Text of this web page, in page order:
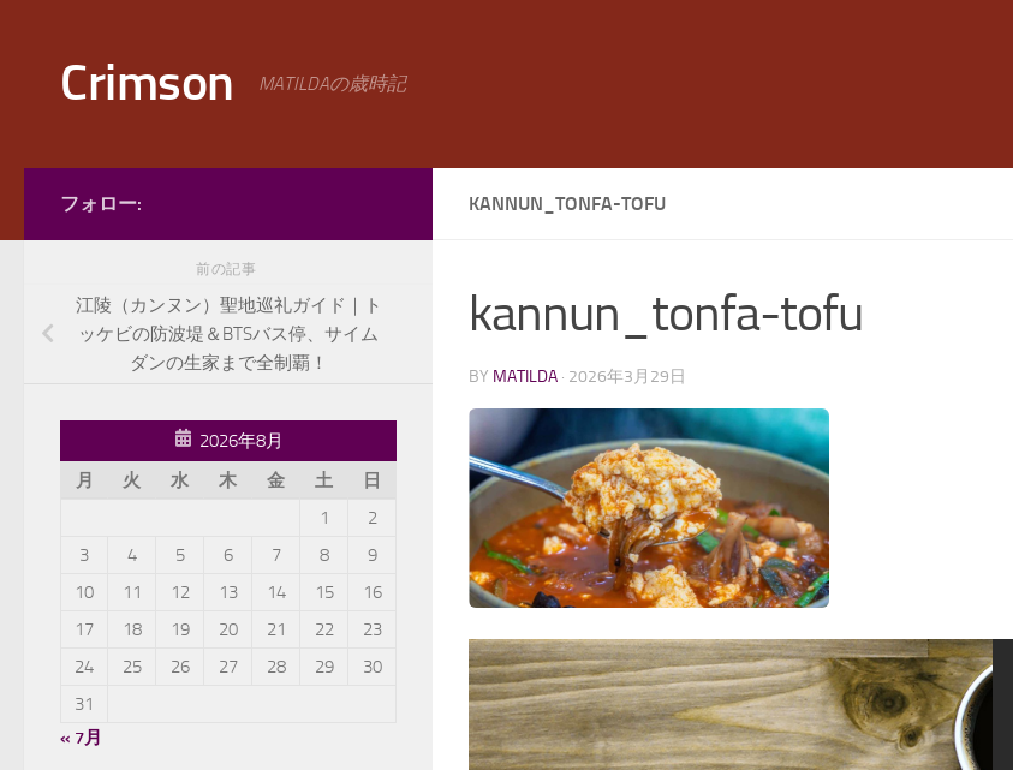
Crimson MATILDAの歳時記
KANNUN_TONFA-TOFU
kannun_tonfa-tofu
BY MATILDA · 2026年3月29日
フォロー:
前の記事
江陵（カンヌン）聖地巡礼ガイド｜ト
ッケビの防波堤＆BTSバス停、サイム
ダンの生家まで全制覇！
2026年8月
月
火 水 木 金 土
日
1
2
3
4 5 6 7 8
9
10
11 12 13 14 15
16
17
18 19 20 21 22
23
24
25 26 27 28 29
30
31
« 7月